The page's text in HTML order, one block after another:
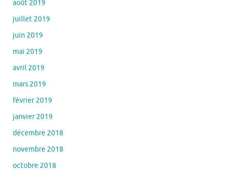
août 2019
juillet 2019
juin 2019
mai 2019
avril 2019
mars 2019
février 2019
janvier 2019
décembre 2018
novembre 2018
octobre 2018